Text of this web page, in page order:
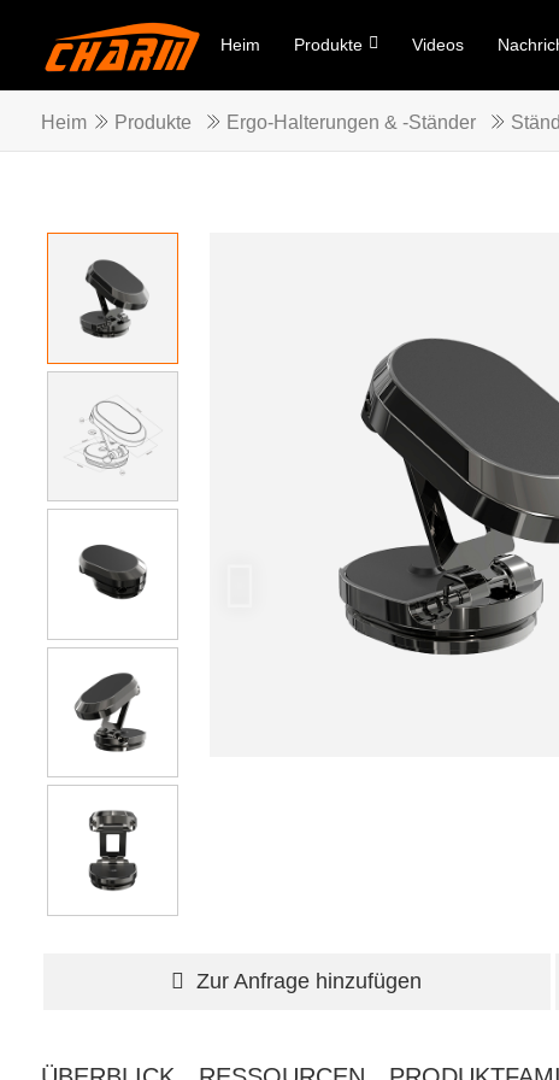
Heim Produkte Videos
Heim Produkte Ergo-Halterungen & -Ständer
Zur Anfrage hinzufügen